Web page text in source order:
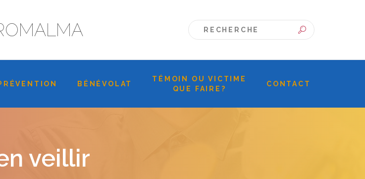
BÉNÉVOLAT
TÉMOIN OU VICTIME
QUE FAIRE?
CONTACT
veillir